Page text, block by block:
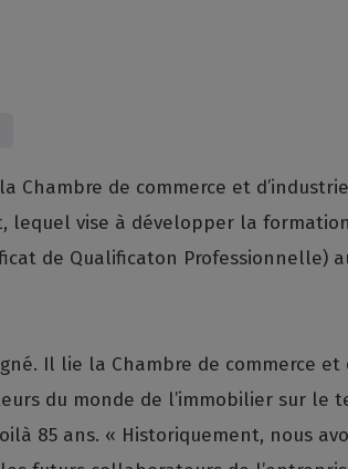
Chambre de commerce et
lequel vise à développer la
de Qualificaton
Il lie la Chambre de commerce et
du monde de l’immobilier sur le
85 ans. « Historiquement, nous